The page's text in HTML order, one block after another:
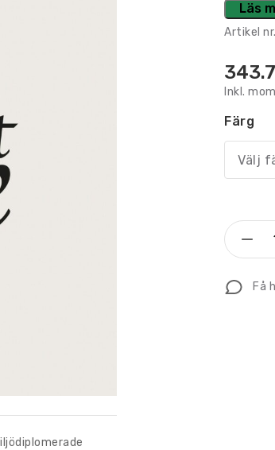
Läs
Artikel nr.
Inkl.
Färg
Välj
Få